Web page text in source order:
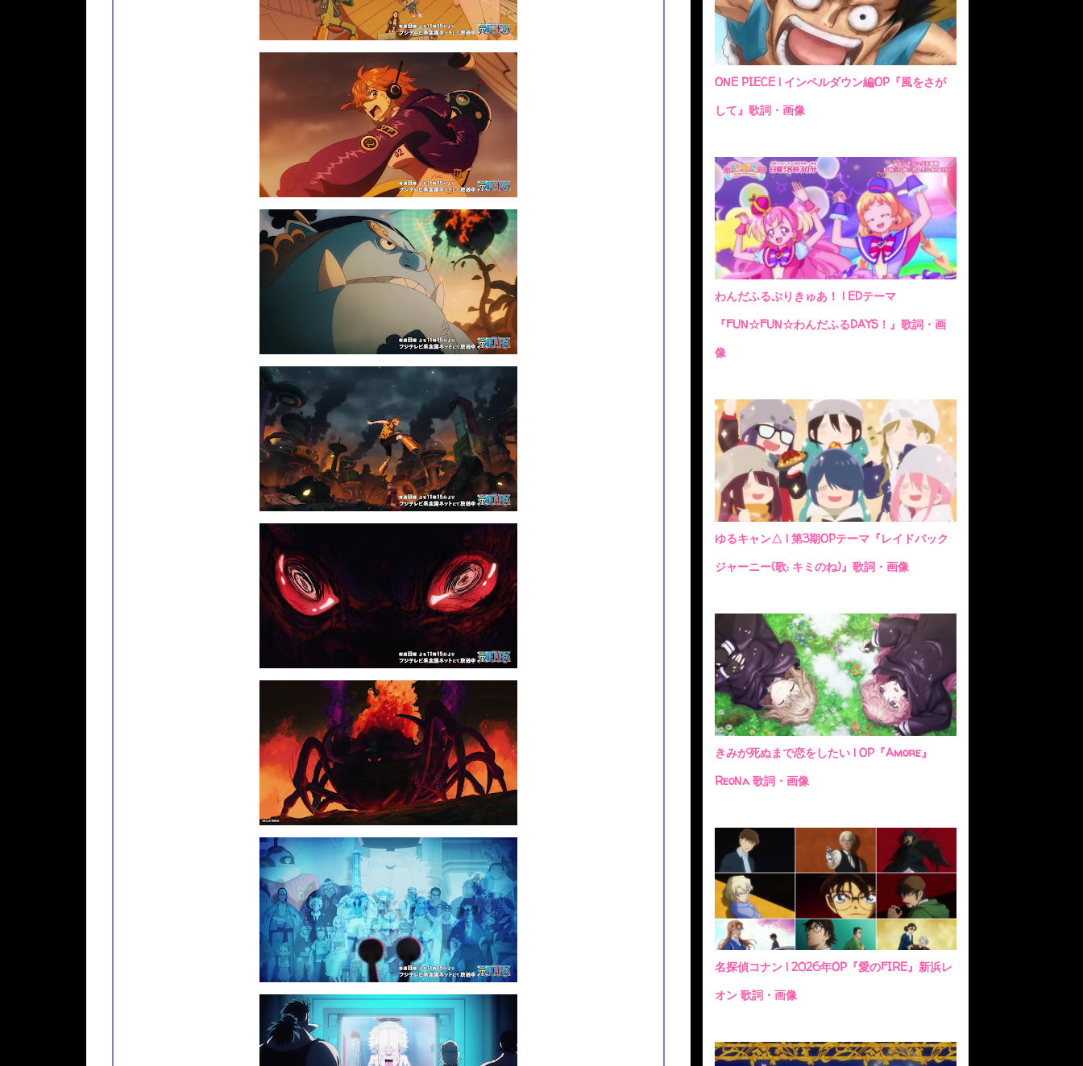
ONE PIECE | インペルダウン編OP『風をさが
して』歌詞・画像
わんだふるぷりきゅあ！ | EDテーマ
『FUN☆FUN☆わんだふるDAYS！』歌詞・画
像
ゆるキャン△ | 第3期OPテーマ『レイドバック
ジャーニー(歌: キミのね)』歌詞・画像
きみが死ぬまで恋をしたい | OP『Amore』
ReoNa 歌詞・画像
名探偵コナン | 2026年OP『愛のFIRE』新浜レ
オン 歌詞・画像